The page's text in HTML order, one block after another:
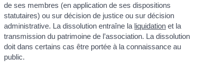
de ses membres (en application de ses dispositions
statutaires) ou sur décision de justice ou sur décision
administrative. La dissolution entraîne la liquidation et la
transmission du patrimoine de l’association. La dissolution
doit dans certains cas être portée à la connaissance au
public.